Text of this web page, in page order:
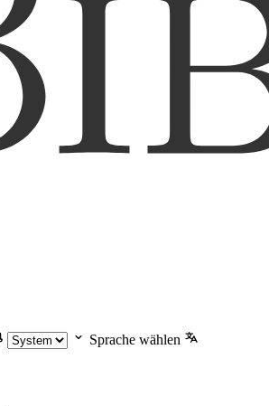
Sprache wählen